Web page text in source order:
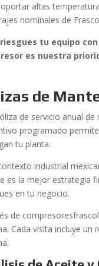
altas
nominales de
tu equipo
es nuestra
de
de servicio anual
programado
tu planta.
industrial
es la mejor estrategia
en tu negocio.
de
Cada visita incluye